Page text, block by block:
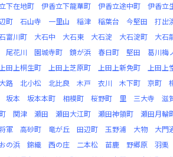
下在地町 伊香立下龍華町 伊香立途中町 伊香立
町 石山寺 一里山 稲津 稲葉台 今堅田 打出
富川町 大石中 大石東 大石淀 大石淀町 大石
尾花川 園城寺町 鏡が浜 春日町 堅田 葛川梅
上田上桐生町 上田上芝原町 上田上新免町 上田上
路 北小松 北比良 木戸 衣川 木下町 京町
坂本 坂本本町 相模町 桜野町 里 三大寺 滋
関津 瀬田 瀬田大江町 瀬田神領町 瀬田月輪
軍 高砂町 竜が丘 田辺町 玉野浦 大物 大門
の浜 錦織 西の庄 二本松 苗鹿 野郷原 羽栗